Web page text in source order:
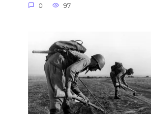
0 97